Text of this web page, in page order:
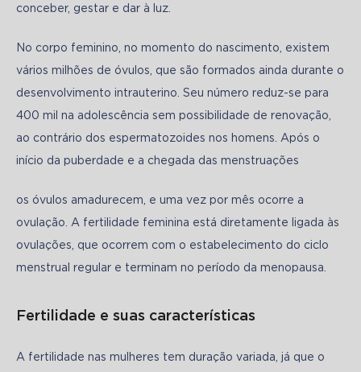
conceber, gestar e dar à luz.
No corpo feminino, no momento do nascimento, existem
vários milhões de óvulos, que são formados ainda durante o
desenvolvimento intrauterino. Seu número reduz-se para
400 mil na adolescência sem possibilidade de renovação,
ao contrário dos espermatozoides nos homens. Após o
início da puberdade e a chegada das menstruações
os óvulos amadurecem, e uma vez por mês ocorre a
ovulação. A fertilidade feminina está diretamente ligada às
ovulações, que ocorrem com o estabelecimento do ciclo
menstrual regular e terminam no período da menopausa.
Fertilidade e suas características
A fertilidade nas mulheres tem duração variada, já que o